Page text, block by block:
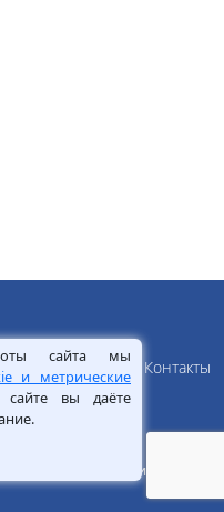
Сервис Статьи Контакты
Политика конфиденциальности
сайта мы
и метрические
вы даёте